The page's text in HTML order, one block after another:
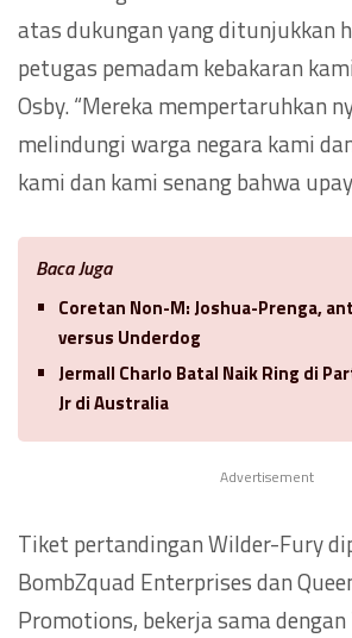
atas dukungan yang ditunjukkan
petugas pemadam kebakaran
Osby. “Mereka mempertaruhkan
melindungi warga negara kami
kami dan kami senang bahwa
Baca Juga
Coretan Non-M: Joshua-Prenga,
versus Underdog
Jermall Charlo Batal Naik Ring di
Jr di Australia
Advertisement
Tiket pertandingan Wilder-Fury
BombZquad Enterprises dan
Promotions, bekerja sama